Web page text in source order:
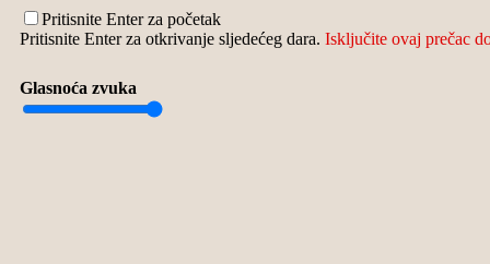
Pritisnite Enter za početak
Pritisnite Enter za otkrivanje sljedećeg dara. Isključite ovaj prečac
Glasnoća zvuka